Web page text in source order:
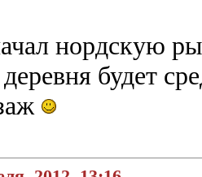
нордскую
будет